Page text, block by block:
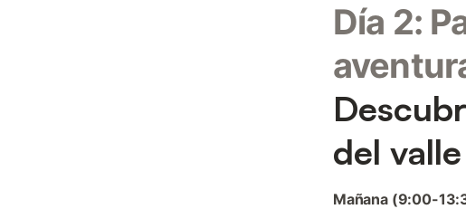
Día 2:
del valle
Mañana (9:00-